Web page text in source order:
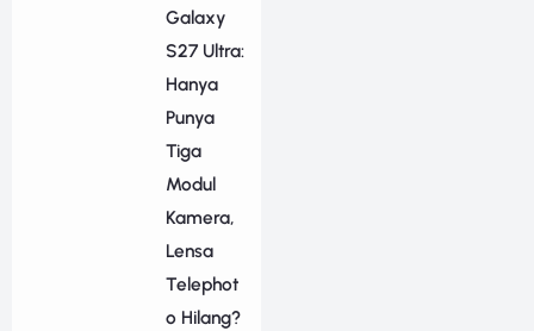
Galaxy
S27 Ultra:
Hanya
Punya
Tiga
Modul
Kamera,
Lensa
Telephot
o Hilang?